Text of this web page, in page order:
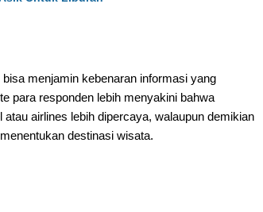
menjamin kebenaran informasi yang
para responden lebih menyakini bahwa
airlines lebih dipercaya, walaupun demikian
destinasi wisata.